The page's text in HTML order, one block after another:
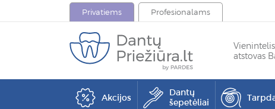
Privatiems Profesionalams
atstovas
Akcijos
Dantų
šepetėliai